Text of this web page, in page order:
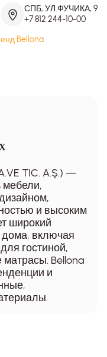
СПБ, УЛ.ФУЧИКА, 9
+7 812 244-10-00
Bellona
TIC. A.Ş.) —
мебели,
и высоким
широкий
дома, включая
гостиной,
Bellona
и